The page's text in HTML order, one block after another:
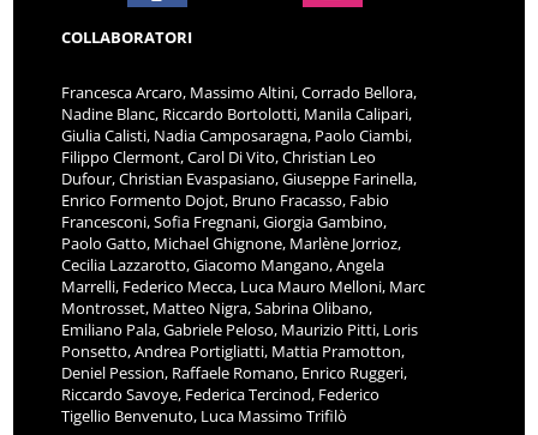
COLLABORATORI
Francesca Arcaro, Massimo Altini, Corrado Bellora,
Nadine Blanc, Riccardo Bortolotti, Manila Calipari,
Giulia Calisti, Nadia Camposaragna, Paolo Ciambi,
Filippo Clermont, Carol Di Vito, Christian Leo
Dufour, Christian Evaspasiano, Giuseppe Farinella,
Enrico Formento Dojot, Bruno Fracasso, Fabio
Francesconi, Sofia Fregnani, Giorgia Gambino,
Paolo Gatto, Michael Ghignone, Marlène Jorrioz,
Cecilia Lazzarotto, Giacomo Mangano, Angela
Marrelli, Federico Mecca, Luca Mauro Melloni, Marc
Montrosset, Matteo Nigra, Sabrina Olibano,
Emiliano Pala, Gabriele Peloso, Maurizio Pitti, Loris
Ponsetto, Andrea Portigliatti, Mattia Pramotton,
Deniel Pession, Raffaele Romano, Enrico Ruggeri,
Riccardo Savoye, Federica Tercinod, Federico
Tigellio Benvenuto, Luca Massimo Trifilò